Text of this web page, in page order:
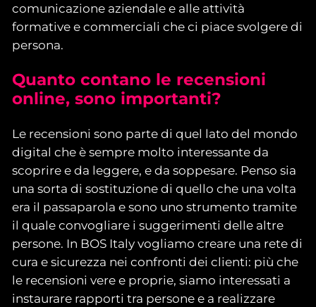
comunicazione aziendale e alle attività
formative e commerciali che ci piace svolgere di
persona.
Quanto contano le recensioni
online, sono importanti?
Le recensioni sono parte di quel lato del mondo
digital che è sempre molto interessante da
scoprire e da leggere, e da soppesare. Penso sia
una sorta di sostituzione di quello che una volta
era il passaparola e sono uno strumento tramite
il quale convogliare i suggerimenti delle altre
persone. In BOS Italy vogliamo creare una rete di
cura e sicurezza nei confronti dei clienti: più che
le recensioni vere e proprie, siamo interessati a
instaurare rapporti tra persone e a realizzare